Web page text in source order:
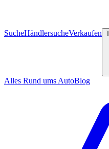
SucheHändlersucheVerkaufen
Alles Rund ums AutoBlog